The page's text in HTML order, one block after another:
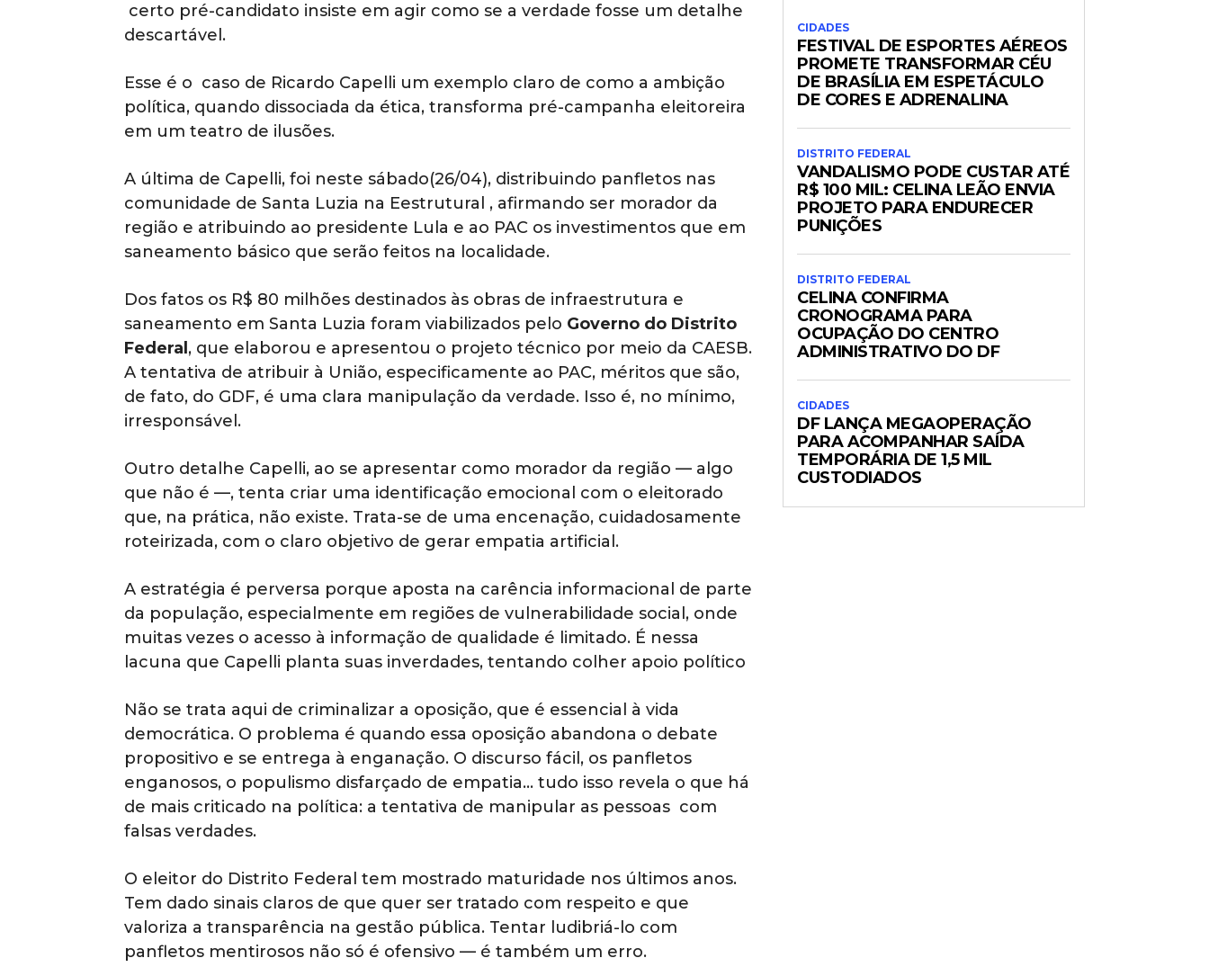
certo pré-candidato insiste em agir como se a verdade fosse um detalhe
descartável.
Esse é o caso de Ricardo Capelli um exemplo claro de como a ambição
política, quando dissociada da ética, transforma pré-campanha eleitoreira
em um teatro de ilusões.
A última de Capelli, foi neste sábado(26/04), distribuindo panfletos nas
comunidade de Santa Luzia na Eestrutural , afirmando ser morador da
região e atribuindo ao presidente Lula e ao PAC os investimentos que em
saneamento básico que serão feitos na localidade.
Dos fatos os R$ 80 milhões destinados às obras de infraestrutura e
saneamento em Santa Luzia foram viabilizados pelo Governo do Distrito
Federal , que elaborou e apresentou o projeto técnico por meio da CAESB.
A tentativa de atribuir à União, especificamente ao PAC, méritos que são,
de fato, do GDF, é uma clara manipulação da verdade. Isso é, no mínimo,
irresponsável.
Outro detalhe Capelli, ao se apresentar como morador da região — algo
que não é —, tenta criar uma identificação emocional com o eleitorado
que, na prática, não existe. Trata-se de uma encenação, cuidadosamente
roteirizada, com o claro objetivo de gerar empatia artificial.
A estratégia é perversa porque aposta na carência informacional de parte
da população, especialmente em regiões de vulnerabilidade social, onde
muitas vezes o acesso à informação de qualidade é limitado. É nessa
lacuna que Capelli planta suas inverdades, tentando colher apoio político
Não se trata aqui de criminalizar a oposição, que é essencial à vida
democrática. O problema é quando essa oposição abandona o debate
propositivo e se entrega à enganação. O discurso fácil, os panfletos
enganosos, o populismo disfarçado de empatia… tudo isso revela o que há
de mais criticado na política: a tentativa de manipular as pessoas com
falsas verdades.
O eleitor do Distrito Federal tem mostrado maturidade nos últimos anos.
Tem dado sinais claros de que quer ser tratado com respeito e que
valoriza a transparência na gestão pública. Tentar ludibriá-lo com
panfletos mentirosos não só é ofensivo — é também um erro.
CIDADES
FESTIVAL DE ESPORTES AÉREOS
PROMETE TRANSFORMAR CÉU
DE BRASÍLIA EM ESPETÁCULO
DE CORES E ADRENALINA
DISTRITO FEDERAL
VANDALISMO PODE CUSTAR ATÉ
R$ 100 MIL: CELINA LEÃO ENVIA
PROJETO PARA ENDURECER
PUNIÇÕES
DISTRITO FEDERAL
CELINA CONFIRMA
CRONOGRAMA PARA
OCUPAÇÃO DO CENTRO
ADMINISTRATIVO DO DF
CIDADES
DF LANÇA MEGAOPERAÇÃO
PARA ACOMPANHAR SAÍDA
TEMPORÁRIA DE 1,5 MIL
CUSTODIADOS